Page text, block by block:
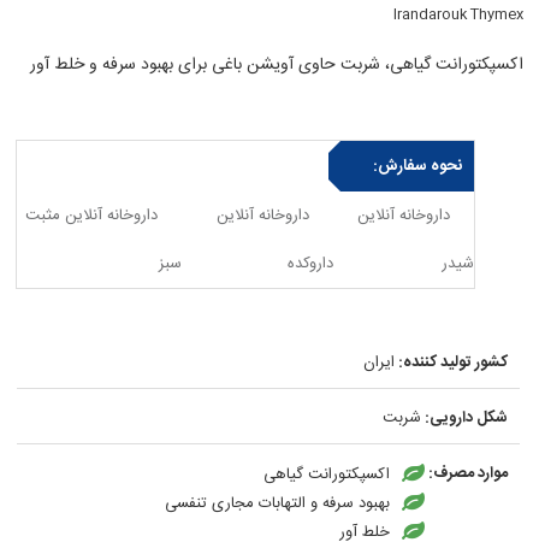
Irandarouk Thymex
اکسپکتورانت گیاهی، شربت حاوی آویشن باغی برای بهبود سرفه و خلط آور
نحوه سفارش:
داروخانه آنلاین
شیدر
داروخانه آنلاین
داروکده
داروخانه آنلاین مثبت
سبز
کشور تولید کننده: ایران
شکل دارویی: شربت
موارد مصرف:
اکسپکتورانت گیاهی
بهبود سرفه و التهابات مجاری تنفسی
خلط آور